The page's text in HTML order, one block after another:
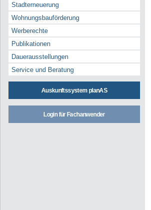
Stadterneuerung
Wohnungsbauförderung
Werberechte
Publikationen
Dauerausstellungen
Service und Beratung
Auskunftssystem planAS
Login für Fachanwender